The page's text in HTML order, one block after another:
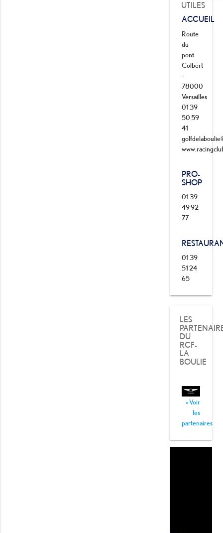
UTILES
ACCUEIL
Route
du
pont
Colbert
-
78000
Versailles
01 39
50 59
41
PRO-
SHOP
01 39
49 92
77
01 39
51 24
65
LES
DU
RCF-
LA
BOULIE
» Voir
les
partenaires